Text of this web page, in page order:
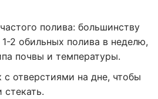
полива: большинству
2 обильных полива в неделю,
почвы и температуры.
с отверстиями на дне, чтобы